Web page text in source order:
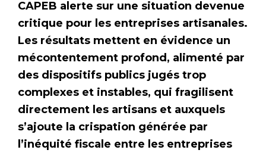
CAPEB alerte sur une situation devenue
critique pour les entreprises artisanales.
Les résultats mettent en évidence un
mécontentement profond, alimenté par
des dispositifs publics jugés trop
complexes et instables, qui fragilisent
directement les artisans et auxquels
s’ajoute la crispation générée par
l’inéquité fiscale entre les entreprises